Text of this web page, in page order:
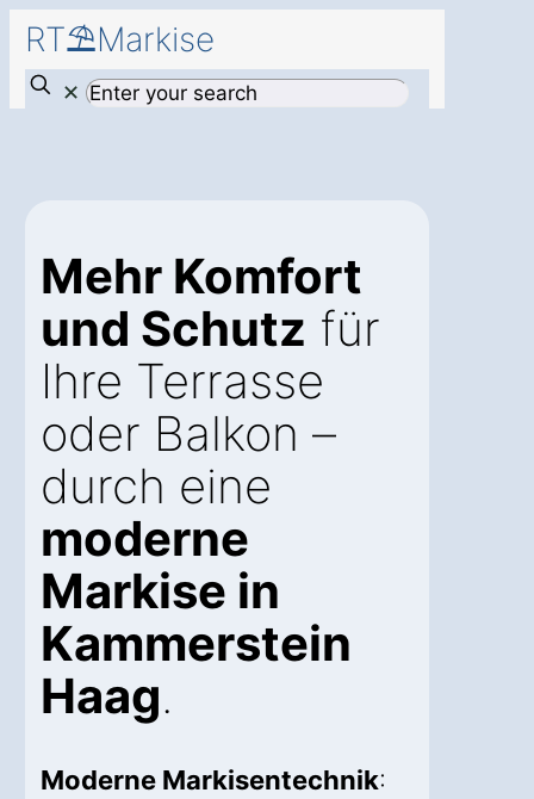
RT⛱️Markise
✕
Mehr Komfort
und Schutz für
Ihre Terrasse
oder Balkon –
durch eine
moderne
Markise in
Kammerstein
Haag.
Moderne Markisentechnik: